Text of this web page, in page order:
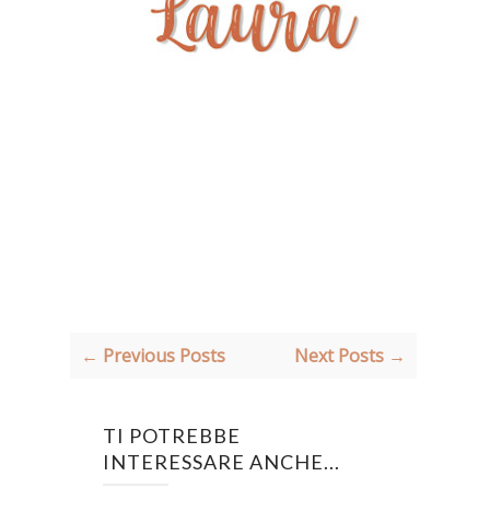
← Previous Posts Next Posts →
TI POTREBBE
INTERESSARE ANCHE...